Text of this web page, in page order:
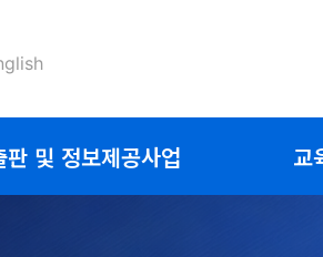
판 및 정보제공사업 교